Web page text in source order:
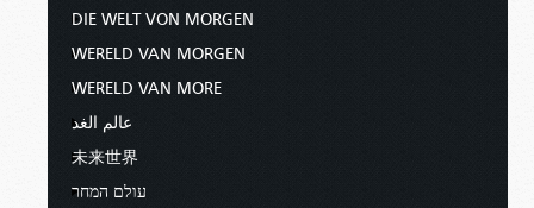
DIE WELT VON MORGEN
WERELD VAN MORGEN
WERELD VAN MORE
عالم الغد
未来世界
עולם המחר